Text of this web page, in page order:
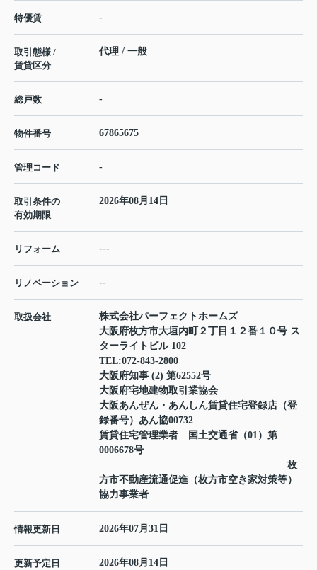
特優賃 -
取引態様 /
賃貸区分
代理 / 一般
総戸数 -
物件番号 67865675
管理コード -
取引条件の
有効期限
2026年08月14日
リフォーム ---
リノベーション --
取扱会社
株式会社パーフェクトホームズ
大阪府枚方市大垣内町２丁目１２番１０号 ス
ターライトビル 102
TEL:072-843-2800
大阪府知事 (2) 第62552号
大阪府宅地建物取引業協会
大阪あんぜん・あんしん賃貸住宅登録店（登
録番号）あん協00732
賃貸住宅管理業者 国土交通省（01）第
0006678号
枚
方市不動産流通促進（枚方市空き家対策等）
協力事業者
情報更新日 2026年07月31日
更新予定日 2026年08月14日